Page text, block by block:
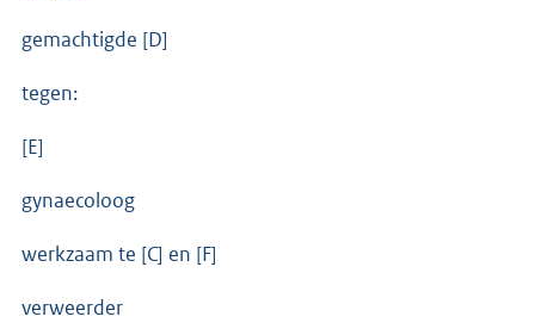
gemachtigde [D]
tegen:
[E]
gynaecoloog
werkzaam te [C] en [F]
verweerder